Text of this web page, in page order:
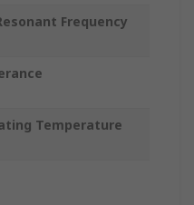
Frequency
Temperature